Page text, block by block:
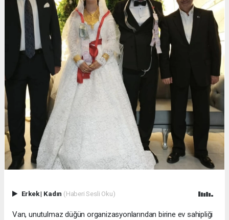
Erkek| Kadın (Haberi Sesli Oku)
Van, unutulmaz düğün organizasyonlarından birine ev sahipliği